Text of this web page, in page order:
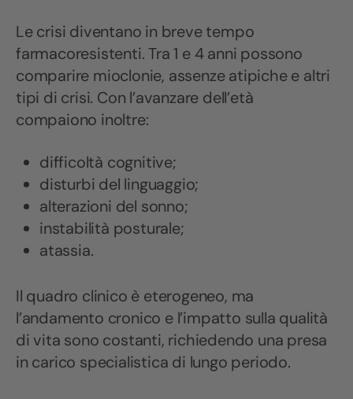
Le crisi diventano in breve tempo
farmacoresistenti. Tra 1 e 4 anni possono
comparire mioclonie, assenze atipiche e altri
tipi di crisi. Con l’avanzare dell’età
compaiono inoltre:
difficoltà cognitive;
disturbi del linguaggio;
alterazioni del sonno;
instabilità posturale;
atassia.
Il quadro clinico è eterogeneo, ma
l’andamento cronico e l’impatto sulla qualità
di vita sono costanti, richiedendo una presa
in carico specialistica di lungo periodo.